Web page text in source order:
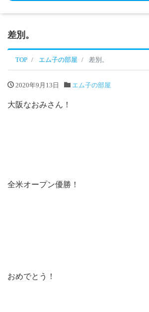
差別。
TOP エム子の部屋 差別。
2020年9月13日 エム子の部屋
大阪なおみさん！
全米オープン優勝！
おめでとう！